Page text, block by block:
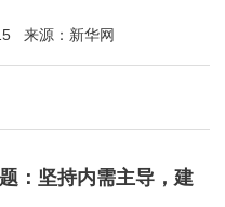
来源： 新华网
题：坚持内需主导，建